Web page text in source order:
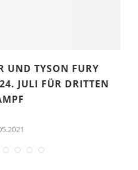
UND TYSON FURY
JULI FÜR DRITTEN